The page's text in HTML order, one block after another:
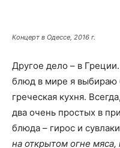
Концерт в Одессе, 2016 г.
Другое дело – в
блюд в мире я выбираю
греческая кухня.
два очень простых в
блюда – гирос и
на открытом огне